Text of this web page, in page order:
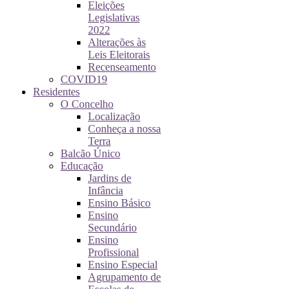
Eleições
Legislativas
2022
Alterações às
Leis Eleitorais
Recenseamento
COVID19
Residentes
O Concelho
Localização
Conheça a nossa
Terra
Balcão Único
Educação
Jardins de
Infância
Ensino Básico
Ensino
Secundário
Ensino
Profissional
Ensino Especial
Agrupamento de